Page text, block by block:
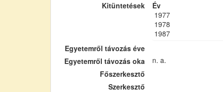
Kitüntetések
Év
1977
1978
1987
Egyetemről távozás éve
Egyetemről távozás oka
n. a.
Főszerkesztő
Szerkesztő